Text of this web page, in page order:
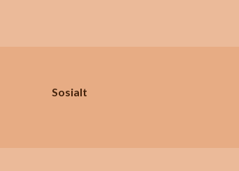
Sosialt